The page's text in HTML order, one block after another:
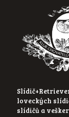
loveckých
slídičů a